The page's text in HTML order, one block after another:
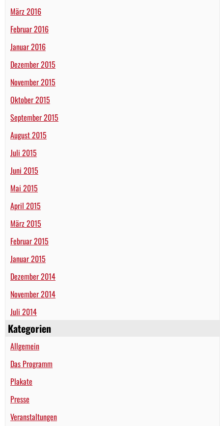
März 2016
Februar 2016
Januar 2016
Dezember 2015
November 2015
Oktober 2015
September 2015
August 2015
Juli 2015
Juni 2015
Mai 2015
April 2015
März 2015
Februar 2015
Januar 2015
Dezember 2014
November 2014
Juli 2014
Kategorien
Allgemein
Das Programm
Plakate
Presse
Veranstaltungen